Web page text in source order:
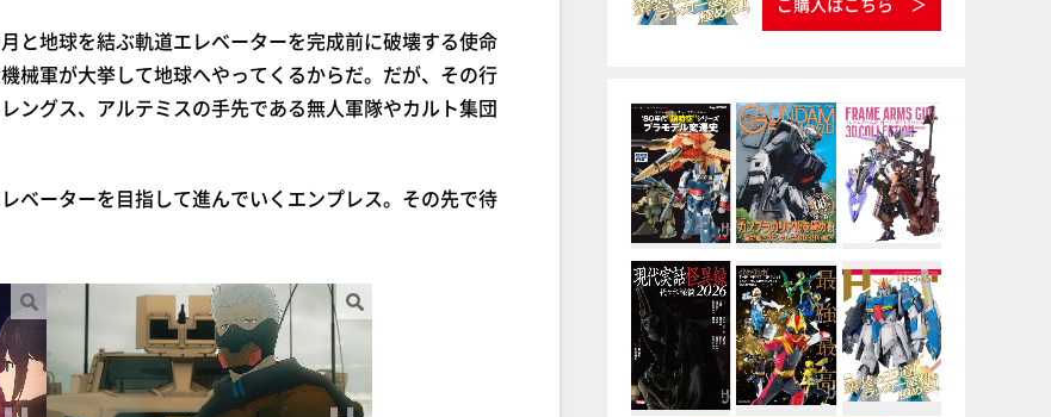
と地球を結ぶ軌道エレベーターを完成前に破壊する使命
械軍が大挙して地球へやってくるからだ。だが、その行
ングス、アルテミスの手先である無人軍隊やカルト集団
ベーターを目指して進んでいくエンプレス。その先で待